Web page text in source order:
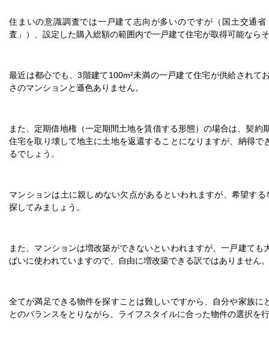
住まいの意識調査では一戸建て志向が多いのですが（国土交通
査」）、設定した購入総額の範囲内で一戸建て住宅が取得可能なら
最近は都心でも、3階建て100m²未満の一戸建て住宅が供給されて
さのマンションと遜色ありません。
また、定期借地権（一定期間土地を賃借する形態）の場合は、契約
住宅を取り壊して地主に土地を返還することになりますが、納得で
るでしょう。
マンションは土に親しめない欠点があるといわれますが、希望す
探してみましょう。
また、マンションは増改築ができないといわれますが、一戸建ても
ぱいに使われていますので、自由に増改築できる訳ではありません。
全てが満足できる物件を探すことは難しいですから、自分や家族に
とのバランスをとりながら、ライフスタイルに合った物件の選択を